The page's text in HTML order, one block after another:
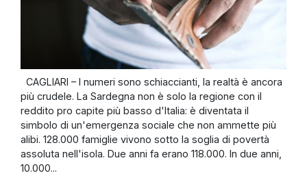
CAGLIARI – I numeri sono schiaccianti, la realtà è ancora
più crudele. La Sardegna non è solo la regione con il
reddito pro capite più basso d'Italia: è diventata il
simbolo di un'emergenza sociale che non ammette più
alibi. 128.000 famiglie vivono sotto la soglia di povertà
assoluta nell'isola. Due anni fa erano 118.000. In due anni,
10.000...